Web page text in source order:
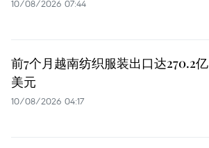
10/08/2026 07:44
前7个月越南纺织服装出口达270.2亿
美元
10/08/2026 04:17